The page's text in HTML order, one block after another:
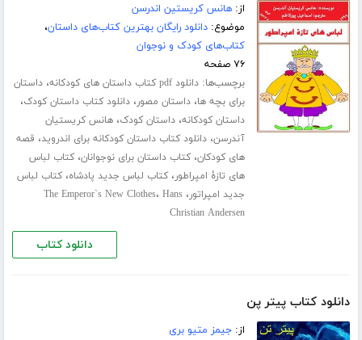
از:هانس کریستین اندرسن
موضوع:دانلود رایگان بهترین کتاب‌های داستان،
کتاب‌های کودک و نوجوان
۷۶ صفحه
برچسب‌ها:دانلود pdf کتاب داستان های کودکانه ،داستان
برای بچه ها،داستان مصور،دانلود کتاب داستان کودک،
داستان کودکانه،داستان کودک،هانس کریستیان
آندرسن،دانلود کتاب داستان کودکانه برای اندروید، قصه
های کودکان،کتاب داستان برای نوجوانان،کتاب لباس
های تازۀ امپراطور،کتاب لباس جدید پادشاه،کتاب لباس
جدید امپراتور، The Emperor`s New Clothes، Hans
Christian Andersen
دانلود کتاب
دانلود کتاب پیتر پن
از:جیمز متیو بری